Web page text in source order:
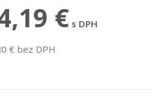
€ s DPH
€ bez DPH